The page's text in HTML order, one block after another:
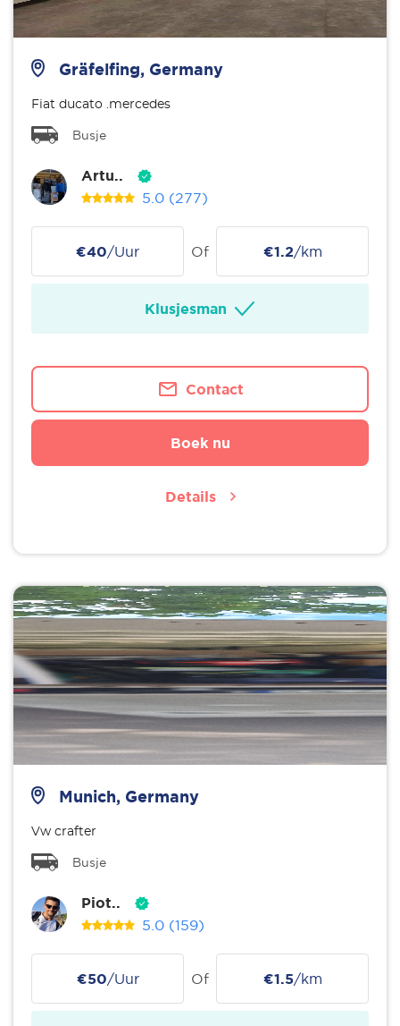
Gräfelfing, Germany
Fiat ducato .mercedes
Busje
Artu..
5.0 (277)
€40/Uur Of €1.2/km
Klusjesman
Contact
Boek nu
Details
Munich, Germany
Vw crafter
Busje
Piot..
5.0 (159)
€50/Uur Of €1.5/km